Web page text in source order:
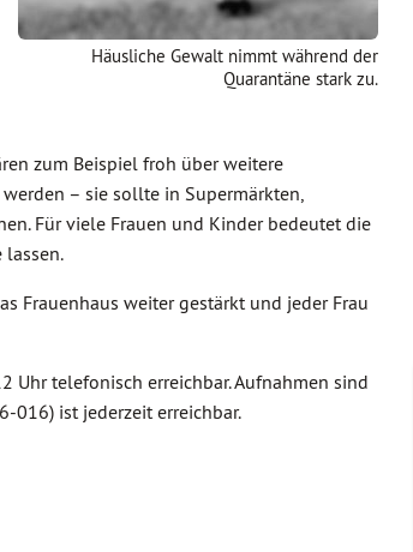
Häusliche Gewalt nimmt während der
Quarantäne stark zu.
zum Beispiel froh über weitere
– sie sollte in Supermärkten,
Für viele Frauen und Kinder bedeutet die
Frauenhaus weiter gestärkt und jeder Frau
Uhr telefonisch erreichbar. Aufnahmen sind
016) ist jederzeit erreichbar.